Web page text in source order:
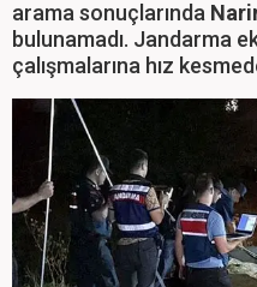
arama sonuçlarında
bulunamadı. Jandarma
çalışmalarına hız